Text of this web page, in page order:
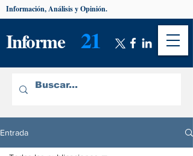
Informe 21
Información, Análisis y Opinión.
Entrada